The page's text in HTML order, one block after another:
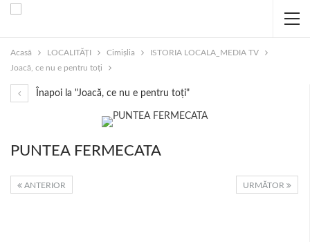
Acasă LOCALITĂȚI Cimișlia
ISTORIA LOCALA_MEDIA TV
Joacă, ce nu e pentru toți
Înapoi la "Joacă, ce nu e pentru toți"
PUNTEA FERMECATA
URMĂTOR
ANTERIOR